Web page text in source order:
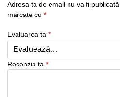
Adresa ta de email nu va fi publicată.
marcate cu *
Evaluarea ta *
Recenzia ta *